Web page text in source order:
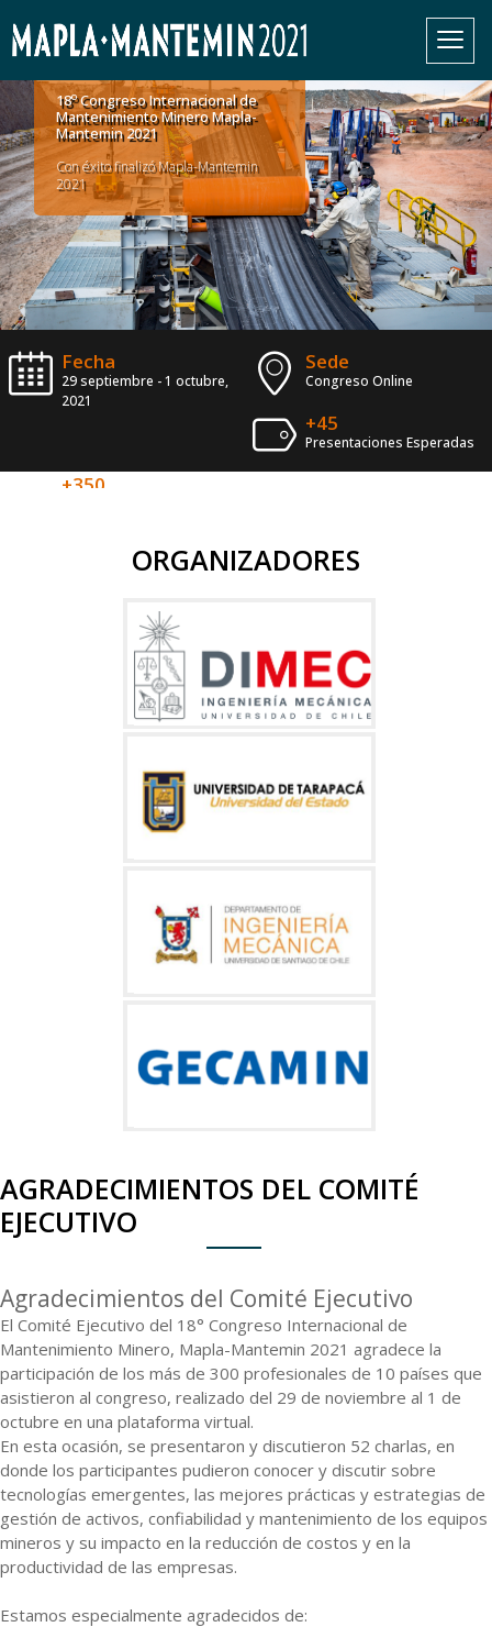
Fecha
29 septiembre - 1 octubre,
2021
Sede
Congreso Online
+45
Presentaciones Esperadas
+350
18oCongreso Internacional de
Mantenimiento Minero Mapla-
Mantemin 2021
Con éxito finalizó Mapla-Mantemin
2021
ORGANIZADORES
AGRADECIMIENTOS DEL COMITÉ
EJECUTIVO
Agradecimientos del Comité Ejecutivo
El Comité Ejecutivo del 18° Congreso Internacional de
Mantenimiento Minero, Mapla-Mantemin 2021 agradece la
participación de los más de 300 profesionales de 10 países que
asistieron al congreso, realizado del 29 de noviembre al 1 de
octubre en una plataforma virtual.
En esta ocasión, se presentaron y discutieron 52 charlas, en
donde los participantes pudieron conocer y discutir sobre
tecnologías emergentes, las mejores prácticas y estrategias de
gestión de activos, confiabilidad y mantenimiento de los equipos
mineros y su impacto en la reducción de costos y en la
productividad de las empresas.
Estamos especialmente agradecidos de: